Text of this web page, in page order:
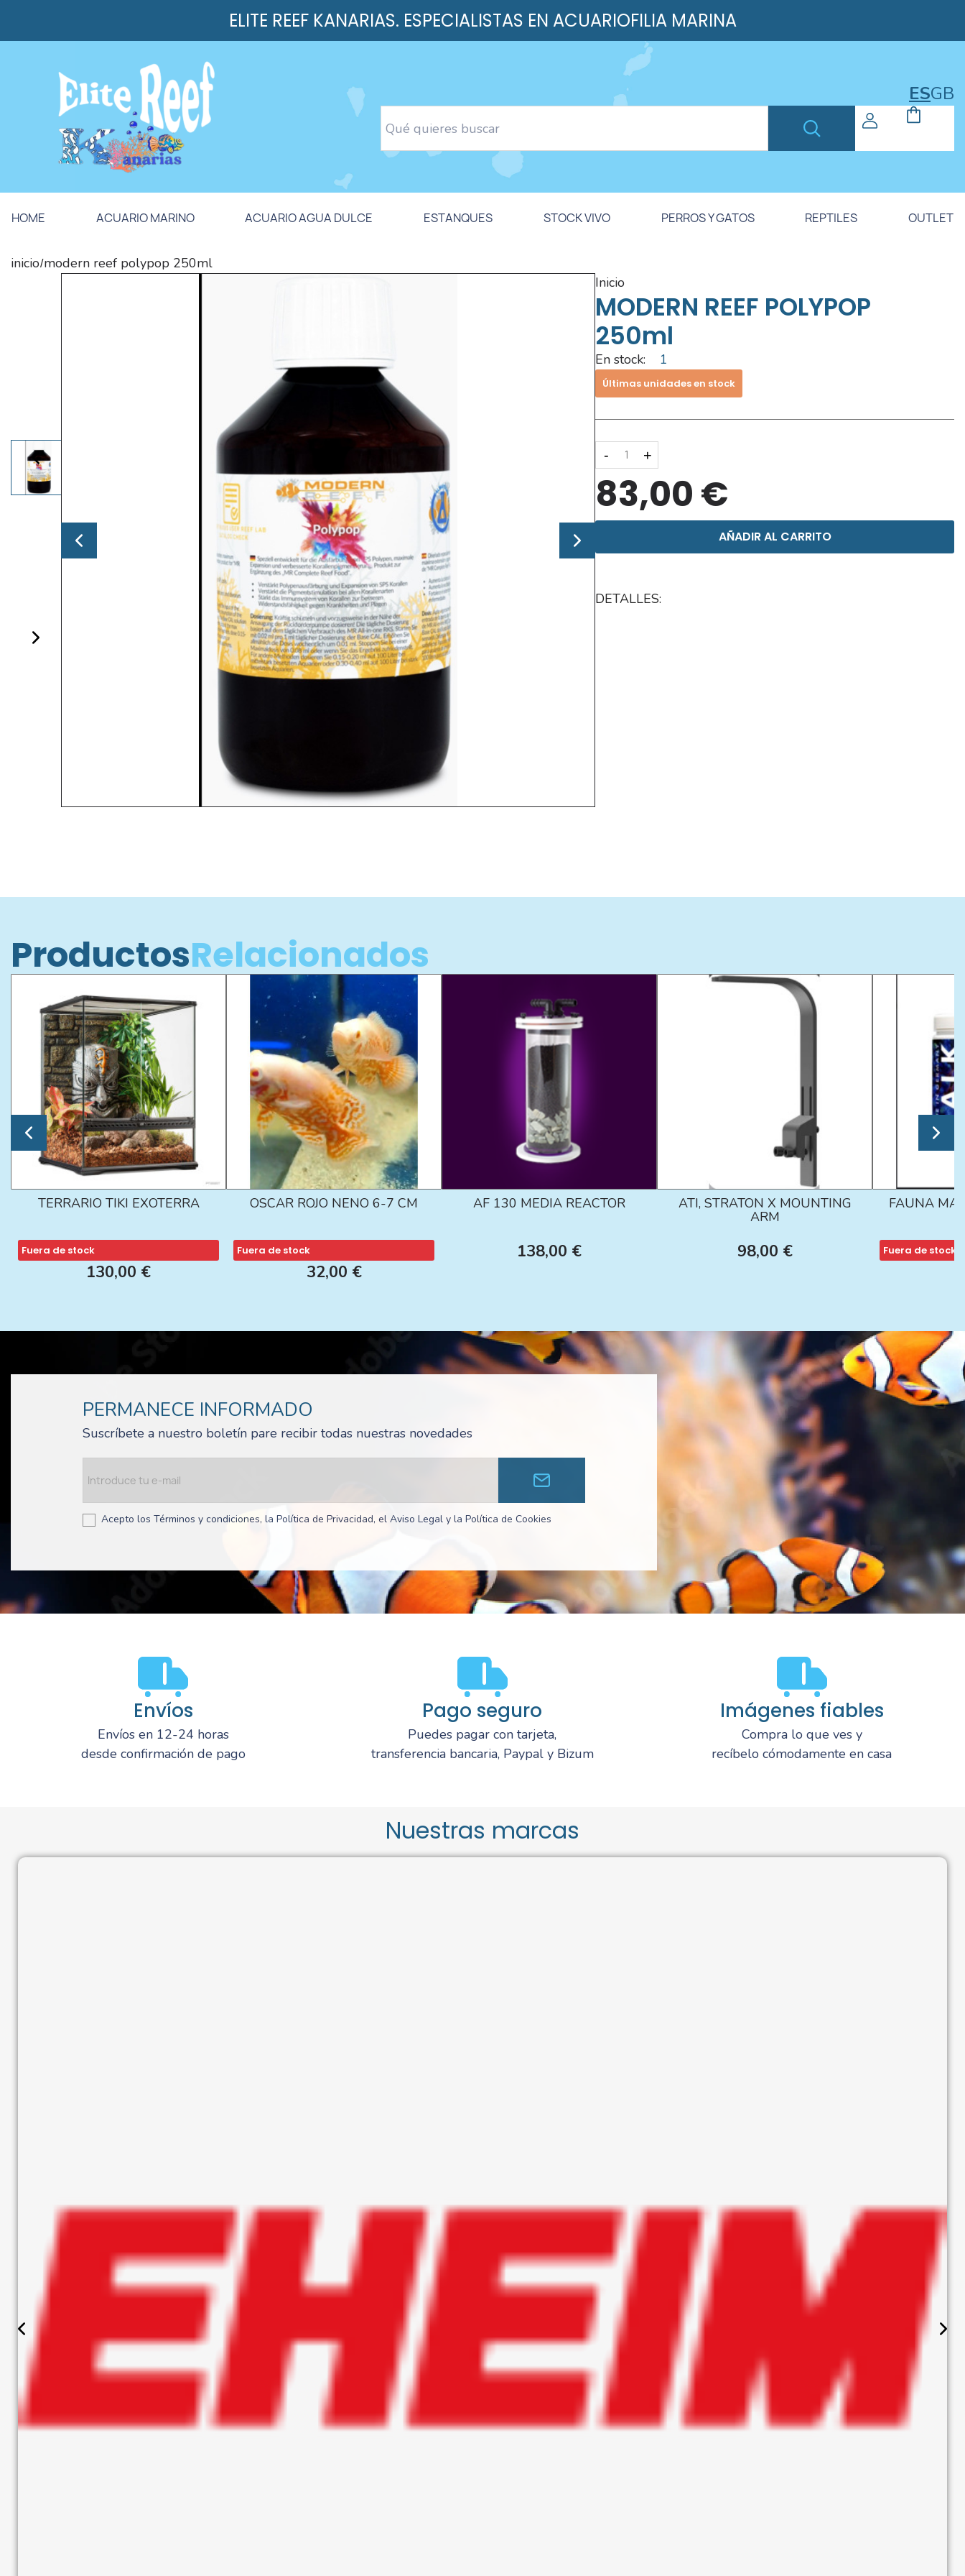
ELITE REEF KANARIAS. ESPECIALISTAS EN ACUARIOFILIA MARINA
ESGB
HOME ACUARIO MARINO ACUARIO AGUA DULCE ESTANQUES STOCK VIVO PERROS Y GATOS REPTILES OUTLET
inicio/modern reef polypop 250ml
inicio
MODERN REEF POLYPOP
250ml
En stock: 1
Últimas unidades en stock
- +
83,00 €
AÑADIR AL CARRITO
DETALLES:
ProductosRelacionados
TERRARIO TIKI EXOTERRA
Fuera de stock
130,00 €
OSCAR ROJO NENO 6-7 CM
Fuera de stock
32,00 €
AF 130 MEDIA REACTOR
138,00 €
ATI, STRATON X MOUNTING
ARM
98,00 €
FAUNA
Fuera de stock
PERMANECE INFORMADO
Suscríbete a nuestro boletín pare recibir todas nuestras novedades
Acepto los Términos y condiciones, la Política de Privacidad, el Aviso Legal y la Política de Cookies
Envíos
Envíos en 12-24 horas
desde confirmación de pago
Pago seguro
Puedes pagar con tarjeta,
transferencia bancaria, Paypal y Bizum
Imágenes fiables
Compra lo que ves y
recíbelo cómodamente en casa
Nuestras marcas